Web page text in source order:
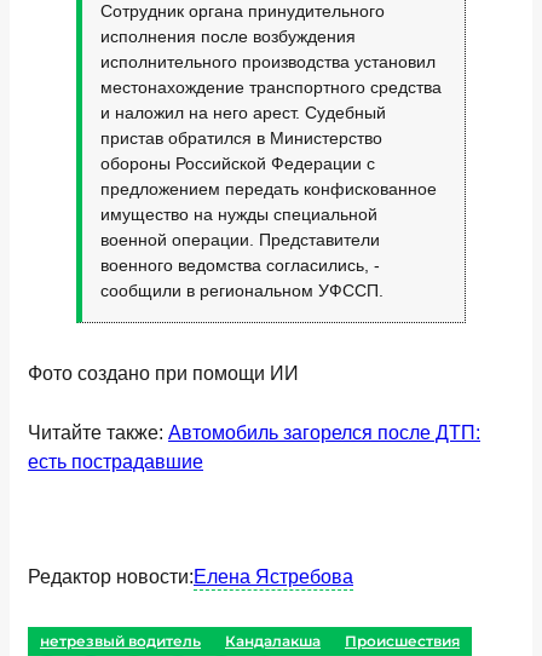
Сотрудник органа принудительного
исполнения после возбуждения
исполнительного производства установил
местонахождение транспортного средства
и наложил на него арест. Судебный
пристав обратился в Министерство
обороны Российской Федерации с
предложением передать конфискованное
имущество на нужды специальной
военной операции. Представители
военного ведомства согласились, -
сообщили в региональном УФССП.
Фото создано при помощи ИИ
Читайте также: Автомобиль загорелся после ДТП:
есть пострадавшие
Редактор новости:Елена Ястребова
нетрезвый водитель Кандалакша Происшествия